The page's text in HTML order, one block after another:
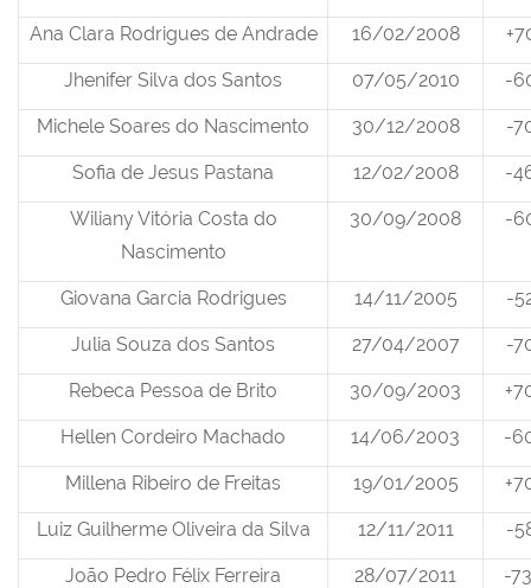
Ana Clara Rodrigues de Andrade 16/02/2008
Jhenifer Silva dos Santos 07/05/2010 -
Michele Soares do Nascimento 30/12/2008 -
Sofia de Jesus Pastana 12/02/2008 -
Wiliany Vitória Costa do
Nascimento
30/09/2008 -
Giovana Garcia Rodrigues 14/11/2005 -
Julia Souza dos Santos 27/04/2007 -
Rebeca Pessoa de Brito 30/09/2003
Hellen Cordeiro Machado 14/06/2003 -
Millena Ribeiro de Freitas 19/01/2005
Luiz Guilherme Oliveira da Silva 12/11/2011 -
João Pedro Félix Ferreira 28/07/2011 -